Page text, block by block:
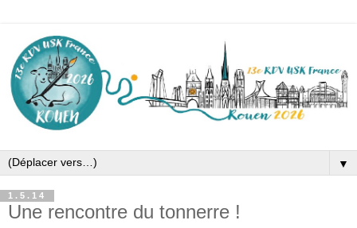
▼
1.5.14
Une rencontre du tonnerre !